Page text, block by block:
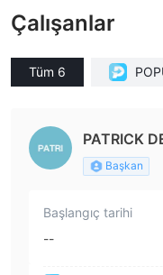
Çalışanlar
Tüm 6
PATRICK
Başkan
Başlangıç tarihi
--